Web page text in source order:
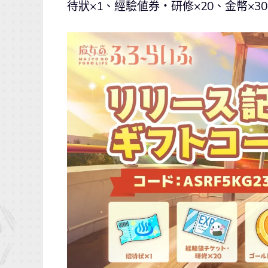
待狀×1、經驗値券・研修×20、金幣